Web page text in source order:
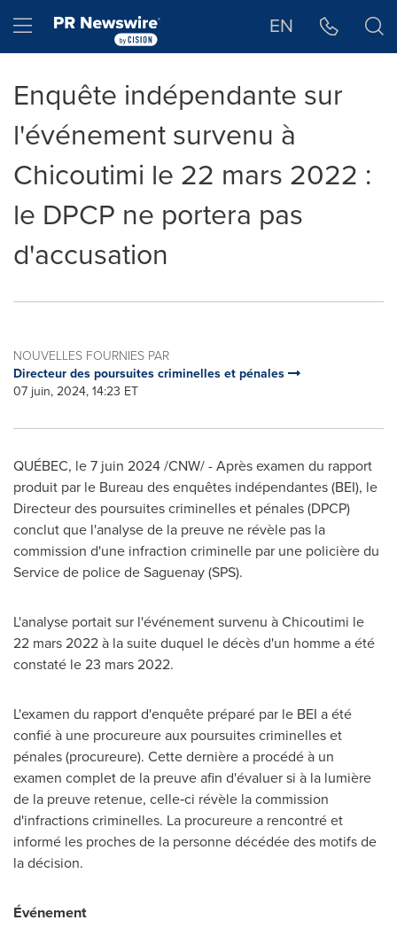
Hamburger menu EN
Enquête indépendante sur
l'événement survenu à
Chicoutimi le 22 mars 2022 :
le DPCP ne portera pas
d'accusation
NOUVELLES FOURNIES PAR
Directeur des poursuites criminelles et pénales
07 juin, 2024, 14:23 ET
QUÉBEC, le 7 juin 2024/CNW/ - Après examen du rapport
produit par le Bureau des enquêtes indépendantes (BEI), le
Directeur des poursuites criminelles et pénales (DPCP)
conclut que l'analyse de la preuve ne révèle pas la
commission d'une infraction criminelle par une policière du
Service de police de Saguenay (SPS).
L'analyse portait sur l'événement survenu à Chicoutimi le
22 mars 2022 à la suite duquel le décès d'un homme a été
constaté le 23 mars 2022.
L'examen du rapport d'enquête préparé par le BEI a été
confié à une procureure aux poursuites criminelles et
pénales (procureure). Cette dernière a procédé à un
examen complet de la preuve afin d'évaluer si à la lumière
de la preuve retenue, celle‑ci révèle la commission
d'infractions criminelles. La procureure a rencontré et
informé les proches de la personne décédée des motifs de
la décision.
Événement